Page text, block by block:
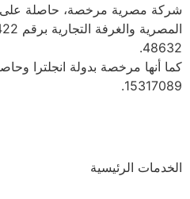
شركة مصرية مرخصة، حاصلة على
48632.
كما أنها مرخصة بدولة انجلترا
15317089.
الخدمات الرئيسية